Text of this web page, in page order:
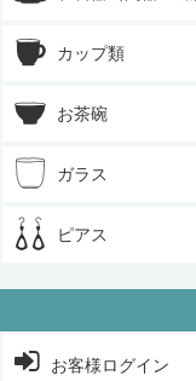
カップ類
お茶碗
ガラス
ピアス
お客様ログイン